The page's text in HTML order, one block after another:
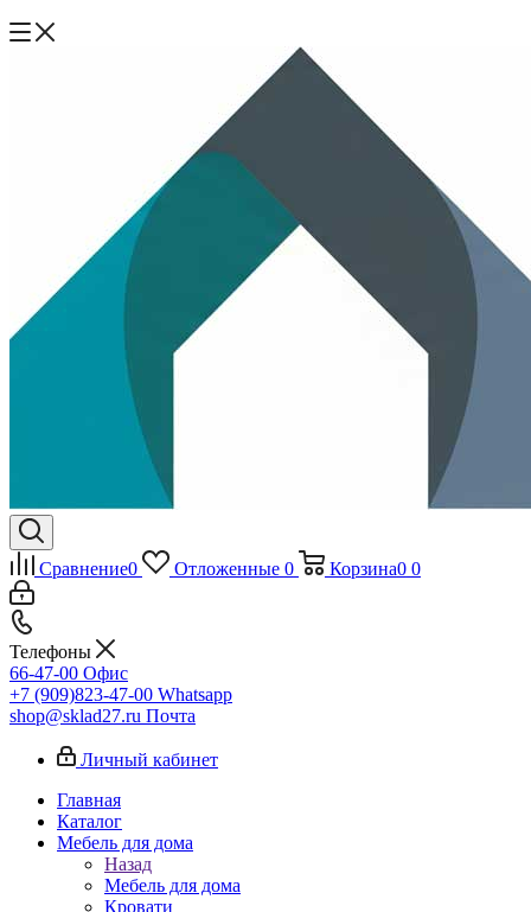
Сравнение0 Отложенные 0 Корзина0 0
Телефоны
66-47-00 Офис
+7 (909)823-47-00 Whatsapp
shop@sklad27.ru Почта
Личный кабинет
Главная
Каталог
Мебель для дома
Назад
Мебель для дома
Кровати